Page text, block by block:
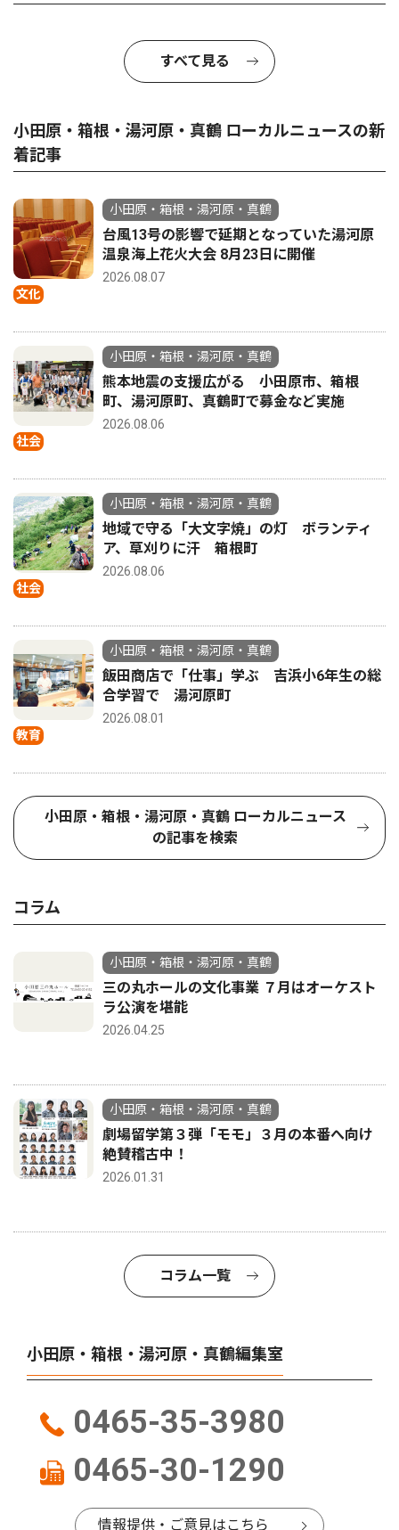
すべて見る
小田原・箱根・湯河原・真鶴 ローカルニュースの新
着記事
文化
小田原・箱根・湯河原・真鶴
台風13号の影響で延期となっていた湯河原
温泉海上花火大会 8月23日に開催
2026.08.07
社会
小田原・箱根・湯河原・真鶴
熊本地震の支援広がる 小田原市、箱根
町、湯河原町、真鶴町で募金など実施
2026.08.06
社会
小田原・箱根・湯河原・真鶴
地域で守る「大文字焼」の灯 ボランティ
ア、草刈りに汗 箱根町
2026.08.06
教育
小田原・箱根・湯河原・真鶴
飯田商店で「仕事」学ぶ 吉浜小6年生の総
合学習で 湯河原町
2026.08.01
小田原・箱根・湯河原・真鶴 ローカルニュース
の記事を検索
コラム
小田原・箱根・湯河原・真鶴
三の丸ホールの文化事業 ７月はオーケスト
ラ公演を堪能
2026.04.25
小田原・箱根・湯河原・真鶴
劇場留学第３弾「モモ」３月の本番へ向け
絶賛稽古中！
2026.01.31
コラム一覧
小田原・箱根・湯河原・真鶴編集室
0465-35-3980
0465-30-1290
情報提供・ご意見はこちら